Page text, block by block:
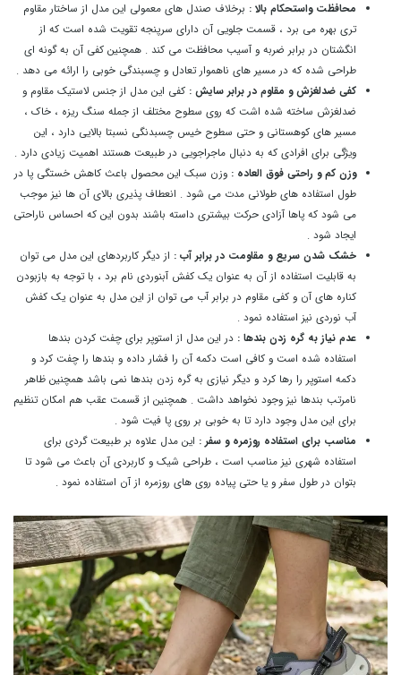
محافظت واستحکام بالا : برخلاف صندل های معمولی این مدل از ساختار مقاوم
تری بهره می برد ، قسمت جلویی آن دارای سرپنجه تقویت شده است که از
انگشتان در برابر ضربه و آسیب محافظت می کند . همچنین کفی آن به گونه ای
طراحی شده که در مسیر های ناهموار تعادل و چسبندگی خوبی را ارائه می دهد .
کفی ضدلغزش و مقاوم در برابر سایش : کفی این مدل از جنس لاستیک مقاوم و
ضدلغزش ساخته شده اشت که روی سطوح مختلف از جمله سنگ ریزه ، خاک ،
مسیر های کوهستانی و حتی سطوح خیس چسبدنگی نسبتا بالایی دارد ، این
ویژگی برای افرادی که به دنبال ماجراجویی در طبیعت هستند اهمیت زیادی دارد .
وزن کم و راحتی فوق العاده : وزن سبک این محصول باعث کاهش خستگی پا در
طول استفاده های طولانی مدت می شود . انعطاف پذیری بالای آن ها نیز موجب
می شود که پاها آزادی حرکت بیشتری داسته باشند بدون این که احساس ناراحتی
ایجاد شود .
خشک شدن سریع و مقاومت در برابر آب : از دیگر کاربردهای این مدل می توان
به قابلیت استفاده از آن به عنوان یک کفش آبنوردی نام برد ، با توجه به بازبودن
کناره های آن و کفی مقاوم در برابر آب می توان از این مدل به عنوان یک کفش
آب نوردی نیز استفاده نمود .
عدم نیاز به گره زدن بندها : در این مدل از استوپر برای چفت کردن بندها
استفاده شده است و کافی است دکمه آن را فشار داده و بندها را چفت کرد و
دکمه استوپر را رها کرد و دیگر نیازی به گره زدن بندها نمی باشد همچنین ظاهر
نامرتب بندها نیز وجود نخواهد داشت . همچنین از قسمت عقب هم امکان تنظیم
برای این مدل وجود دارد تا به خوبی بر روی پا فیت شود .
مناسب برای استفاده روزمره و سفر : این مدل علاوه بر طبیعت گردی برای
استفاده شهری نیز مناسب است ، طراحی شیک و کاربردی آن باعث می شود تا
بتوان در طول سفر و یا حتی پیاده روی های روزمره از آن استفاده نمود .